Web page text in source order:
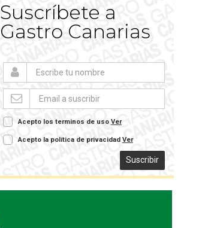
Suscríbete a
Gastro Canarias
Acepto los terminos de uso Ver
Acepto la política de privacidad Ver
Suscribir